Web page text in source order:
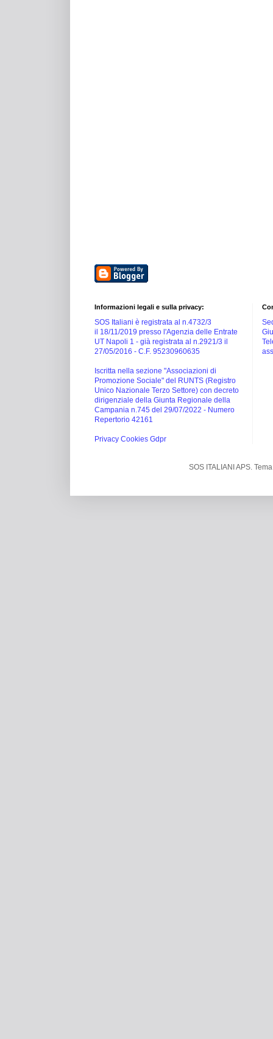
Informazioni legali e sulla privacy:
SOS Italiani è registrata al n.4732/3
il 18/11/2019 presso l'Agenzia delle Entrate
UT Napoli 1 - già registrata al n.2921/3 il
27/05/2016 - C.F. 95230960635
Iscritta nella sezione "Associazioni di
Promozione Sociale" del RUNTS (Registro
Unico Nazionale Terzo Settore) con decreto
dirigenziale della Giunta Regionale della
Campania n.745 del 29/07/2022 - Numero
Repertorio 42161
Privacy Cookies Gdpr
SOS ITALIANI APS.